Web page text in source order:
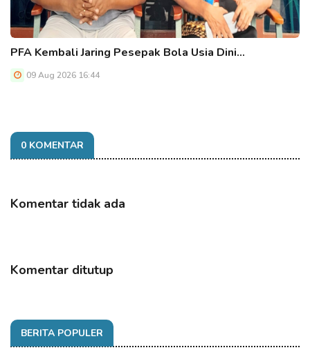
PFA Kembali Jaring Pesepak Bola Usia Dini…
09 Aug 2026 16:44
0 KOMENTAR
Komentar tidak ada
Komentar ditutup
BERITA POPULER